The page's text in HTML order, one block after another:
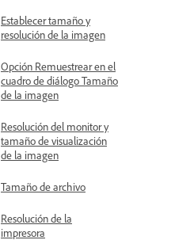
Establecer tamaño y
resolución de la imagen
Opción Remuestrear en el
cuadro de diálogo Tamaño
de la imagen
Resolución del monitor y
tamaño de visualización
de la imagen
Tamaño de archivo
Resolución de la
impresora